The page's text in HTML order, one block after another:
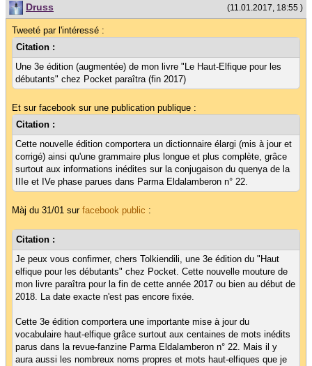
(11.01.2017, 18:55 )
Druss
Tweeté par l'intéressé :
Citation :
Une 3e édition (augmentée) de mon livre "Le Haut-Elfique pour les
débutants" chez Pocket paraîtra (fin 2017)
Et sur facebook sur une publication publique :
Citation :
Cette nouvelle édition comportera un dictionnaire élargi (mis à jour et
corrigé) ainsi qu'une grammaire plus longue et plus complète, grâce
surtout aux informations inédites sur la conjugaison du quenya de la
IIIe et IVe phase parues dans Parma Eldalamberon n° 22.
Màj du 31/01 sur facebook public :
Citation :
Je peux vous confirmer, chers Tolkiendili, une 3e édition du "Haut
elfique pour les débutants" chez Pocket. Cette nouvelle mouture de
mon livre paraîtra pour la fin de cette année 2017 ou bien au début de
2018. La date exacte n'est pas encore fixée.
Cette 3e édition comportera une importante mise à jour du
vocabulaire haut-elfique grâce surtout aux centaines de mots inédits
parus dans la revue-fanzine Parma Eldalamberon n° 22. Mais il y
aura aussi les nombreux noms propres et mots haut-elfiques que je